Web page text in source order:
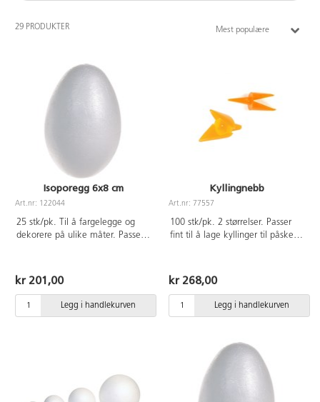
29 PRODUKTER Mest populære
Isoporegg 6x8 cm
Art.nr: 122044
25 stk/pk. Til å fargelegge og
dekorere på ulike måter. Passer
kr 201,00
Legg i handlekurven
Kyllingnebb
Art.nr: 77557
100 stk/pk. 2 størrelser. Passer
fint til å lage kyllinger til påske.
kr 268,00
Legg i handlekurven